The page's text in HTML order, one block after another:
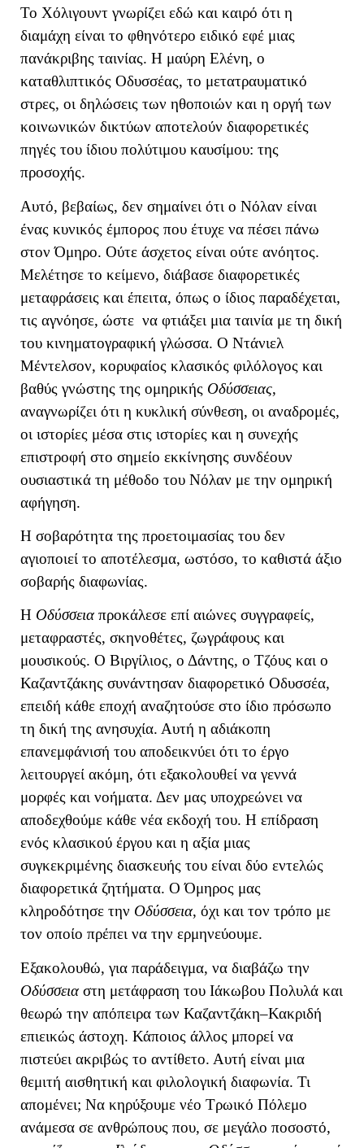
Το Χόλιγουντ γνωρίζει εδώ και καιρό ότι η
διαμάχη είναι το φθηνότερο ειδικό εφέ μιας
πανάκριβης ταινίας. Η μαύρη Ελένη, ο
καταθλιπτικός Οδυσσέας, το μετατραυματικό
στρες, οι δηλώσεις των ηθοποιών και η οργή των
κοινωνικών δικτύων αποτελούν διαφορετικές
πηγές του ίδιου πολύτιμου καυσίμου: της
προσοχής.
Αυτό, βεβαίως, δεν σημαίνει ότι ο Νόλαν είναι
ένας κυνικός έμπορος που έτυχε να πέσει πάνω
στον Όμηρο. Ούτε άσχετος είναι ούτε ανόητος.
Μελέτησε το κείμενο, διάβασε διαφορετικές
μεταφράσεις και έπειτα, όπως ο ίδιος παραδέχεται,
τις αγνόησε, ώστε να φτιάξει μια ταινία με τη δική
του κινηματογραφική γλώσσα. Ο Ντάνιελ
Μέντελσον, κορυφαίος κλασικός φιλόλογος και
βαθύς γνώστης της ομηρικής Οδύσσειας,
αναγνωρίζει ότι η κυκλική σύνθεση, οι αναδρομές,
οι ιστορίες μέσα στις ιστορίες και η συνεχής
επιστροφή στο σημείο εκκίνησης συνδέουν
ουσιαστικά τη μέθοδο του Νόλαν με την ομηρική
αφήγηση.
Η σοβαρότητα της προετοιμασίας του δεν
αγιοποιεί το αποτέλεσμα, ωστόσο, το καθιστά άξιο
σοβαρής διαφωνίας.
Η Οδύσσειαπροκάλεσε επί αιώνες συγγραφείς,
μεταφραστές, σκηνοθέτες, ζωγράφους και
μουσικούς. Ο Βιργίλιος, ο Δάντης, ο Τζόυς και ο
Καζαντζάκης συνάντησαν διαφορετικό Οδυσσέα,
επειδή κάθε εποχή αναζητούσε στο ίδιο πρόσωπο
τη δική της ανησυχία. Αυτή η αδιάκοπη
επανεμφάνισή του αποδεικνύει ότι το έργο
λειτουργεί ακόμη, ότι εξακολουθεί να γεννά
μορφές και νοήματα. Δεν μας υποχρεώνει να
αποδεχθούμε κάθε νέα εκδοχή του. Η επίδραση
ενός κλασικού έργου και η αξία μιας
συγκεκριμένης διασκευής του είναι δύο εντελώς
διαφορετικά ζητήματα. Ο Όμηρος μας
κληροδότησε την Οδύσσεια, όχι και τον τρόπο με
τον οποίο πρέπει να την ερμηνεύουμε.
Εξακολουθώ, για παράδειγμα, να διαβάζω την
Οδύσσειαστη μετάφραση του Ιάκωβου Πολυλά και
θεωρώ την απόπειρα των Καζαντζάκη–Κακριδή
επιεικώς άστοχη. Κάποιος άλλος μπορεί να
πιστεύει ακριβώς το αντίθετο. Αυτή είναι μια
θεμιτή αισθητική και φιλολογική διαφωνία. Τι
απομένει; Να κηρύξουμε νέο Τρωικό Πόλεμο
ανάμεσα σε ανθρώπους που, σε μεγάλο ποσοστό,